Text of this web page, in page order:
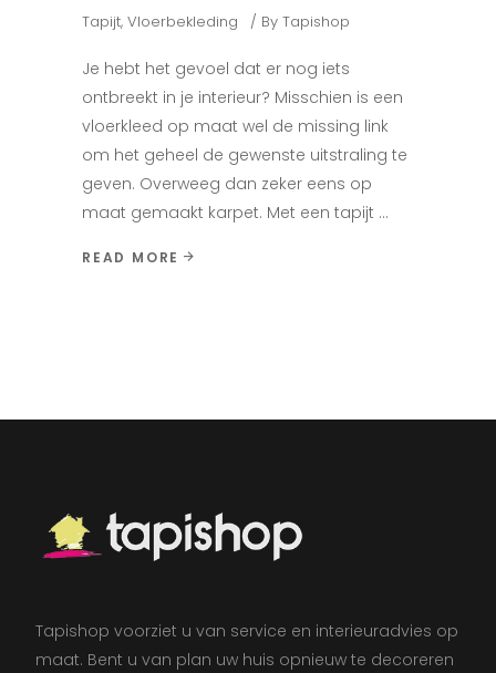
Tapijt, Vloerbekleding By Tapishop
Je hebt het gevoel dat er nog iets
ontbreekt in je interieur? Misschien is een
vloerkleed op maat wel de missing link
om het geheel de gewenste uitstraling te
geven. Overweeg dan zeker eens op
maat gemaakt karpet. Met een tapijt
READ MORE
Tapishop voorziet u van service en interieuradvies op
maat. Bent u van plan uw huis opnieuw te decoreren